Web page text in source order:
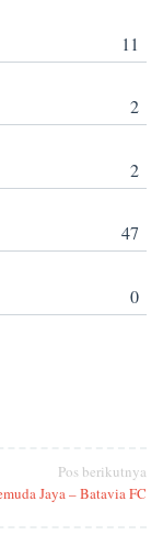
11
2
2
47
0
Pos berikutnya
Jaya – Batavia FC